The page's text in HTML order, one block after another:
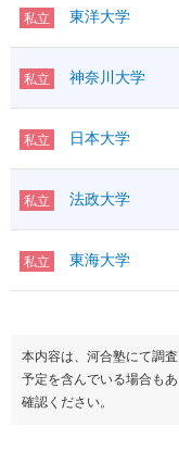
私立 東洋大学
私立 神奈川大学
私立 日本大学
私立 法政大学
私立 東海大学
本内容は、河合塾にて調
予定を含んでいる場合も
確認ください。